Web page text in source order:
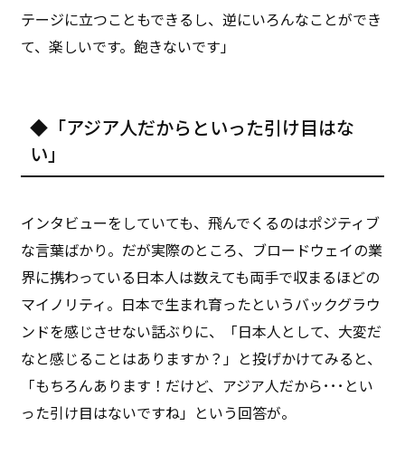
テージに立つこともできるし、逆にいろんなことができ
て、楽しいです。飽きないです」
◆「アジア人だからといった引け目はな
い」
インタビューをしていても、飛んでくるのはポジティブ
な言葉ばかり。だが実際のところ、ブロードウェイの業
界に携わっている日本人は数えても両手で収まるほどの
マイノリティ。日本で生まれ育ったというバックグラウ
ンドを感じさせない話ぶりに、「日本人として、大変だ
なと感じることはありますか？」と投げかけてみると、
「もちろんあります！だけど、アジア人だから･･･とい
った引け目はないですね」という回答が。